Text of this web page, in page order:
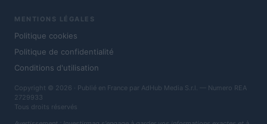
MENTIONS LÉGALES
Politique cookies
Politique de confidentialité
Conditions d'utilisation
Copyright © 2026 · Publié en France par AdHub Media S.r.l. — Numero REA
2729933
Tous droits réservés